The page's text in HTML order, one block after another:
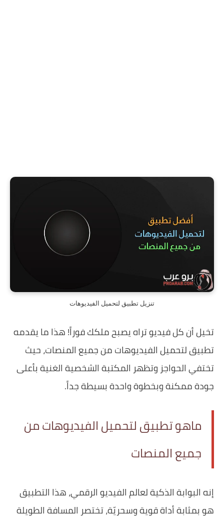
تنزيل تطبيق لتحميل الفيديوهات
تخيل أن كل فيديو تراه يصبح ملكك فوراً! هذا ما يقدمه
تطبيق لتحميل الفيديوهات من جميع المنصات، حيث
تختفي الحواجز وتظهر المكتبة الشخصية الغنية بأعلى
جودة ممكنة وبخطوة واحدة بسيطة جداً.
ماهو تطبيق لتحميل الفيديوهات من
جميع المنصات
إنه البوابة الذكية لعالم الفيديو الرقمي، هذا التطبيق
هو بمثابة أداة قوية وسحريّة، تختصر المسافة الطويلة